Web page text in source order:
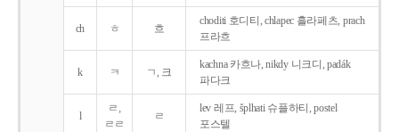
ch ㅎ 흐
choditi 호디티, chlapec 흘라페츠, prach
프라흐
k ㅋ ㄱ, 크
kachna 카흐나, nikdy 니크디, padák
파다크
l
ㄹ,
ㄹㄹ
ㄹ
lev 레프, šplhati 슈플하티, postel
포스텔